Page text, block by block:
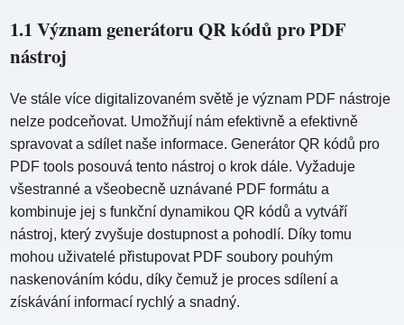
1.1 Význam generátoru QR kódů pro PDF
nástroj
Ve stále více digitalizovaném světě je význam PDF nástroje
nelze podceňovat. Umožňují nám efektivně a efektivně
spravovat a sdílet naše informace. Generátor QR kódů pro
PDF tools posouvá tento nástroj o krok dále. Vyžaduje
všestranné a všeobecně uznávané PDF formátu a
kombinuje jej s funkční dynamikou QR kódů a vytváří
nástroj, který zvyšuje dostupnost a pohodlí. Díky tomu
mohou uživatelé přistupovat PDF soubory pouhým
naskenováním kódu, díky čemuž je proces sdílení a
získávání informací rychlý a snadný.